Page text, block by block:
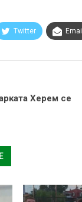
Twitter Email
Херем се